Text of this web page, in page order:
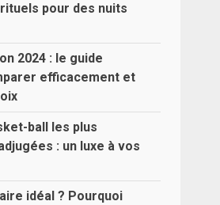
pour des nuits
2024 : le guide
efficacement et
ball les plus
: un luxe à vos
idéal ? Pourquoi